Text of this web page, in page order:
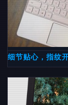
细节贴心，指纹